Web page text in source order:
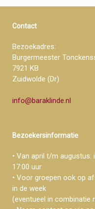
Kool
Contact
Bezoekadres:
Burgermeester
7921 KB
Zuidwolde (Dr)
info@baraklinde.nl
Bezoekersinformatie
• Van april t/m
17:00 uur
• Voor groepen ook op
in de week
(eventueel in combinatie